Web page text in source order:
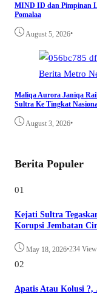
MIND ID dan Pimpinan
Pomalaa
August 5, 2026•
Berita Metro
Maliqa Aurora Janiqa
Sultra Ke Tingkat
August 3, 2026•
Berita Populer
01
Kejati Sultra
Korupsi Jembatan
May 18, 2026•234
02
Apatis Atau Kolusi ?,